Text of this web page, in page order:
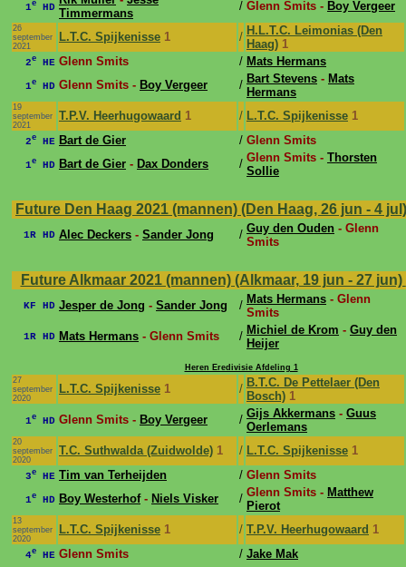
1e HD Timmermans
/ Glenn Smits - Boy Vergeer
26
september
2021
L.T.C. Spijkenisse 1 / H.L.T.C. Leimonias (Den
Haag) 1
2e HE Glenn Smits / Mats Hermans
1e HD Glenn Smits - Boy Vergeer / Bart Stevens - Mats
Hermans
19
september
2021
T.P.V. Heerhugowaard 1 / L.T.C. Spijkenisse 1
2e HE Bart de Gier / Glenn Smits
1e HD Bart de Gier - Dax Donders / Glenn Smits - Thorsten
Sollie
Future Den Haag 2021 (mannen) (Den Haag, 26 jun - 4
1R HD Alec Deckers - Sander Jong / Guy den Ouden - Glenn
Smits
Future Alkmaar 2021 (mannen) (Alkmaar, 19 jun - 27 jun)
KF HD Jesper de Jong - Sander Jong / Mats Hermans - Glenn
Smits
1R HD Mats Hermans - Glenn Smits / Michiel de Krom - Guy den
Heijer
Heren Eredivisie Afdeling 1
27
september
2020
L.T.C. Spijkenisse 1 / B.T.C. De Pettelaer (Den
Bosch) 1
1e HD Glenn Smits - Boy Vergeer / Gijs Akkermans - Guus
Oerlemans
20
september
2020
T.C. Suthwalda (Zuidwolde) 1 / L.T.C. Spijkenisse 1
3e HE Tim van Terheijden / Glenn Smits
1e HD Boy Westerhof- Niels Visker / Glenn Smits - Matthew
Pierot
13
september
2020
L.T.C. Spijkenisse 1 / T.P.V. Heerhugowaard 1
4e HE Glenn Smits / Jake Mak